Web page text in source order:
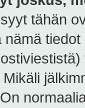
tähän
nämä